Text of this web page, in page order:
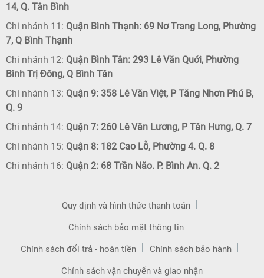
14, Q. Tân Bình
Chi nhánh 11: Quận Bình Thạnh: 69 Nơ Trang Long, Phường
7, Q Bình Thạnh
Chi nhánh 12: Quận Bình Tân: 293 Lê Văn Quới, Phường
Bình Trị Đông, Q Bình Tân
Chi nhánh 13: Quận 9: 358 Lê Văn Việt, P Tăng Nhơn Phú B,
Q. 9
Chi nhánh 14: Quận 7: 260 Lê Văn Lương, P Tân Hưng, Q. 7
Chi nhánh 15: Quận 8: 182 Cao Lỗ, Phường 4. Q. 8
Chi nhánh 16: Quận 2: 68 Trần Não. P. Bình An. Q. 2
Quy định và hình thức thanh toán
Chính sách bảo mật thông tin
Chính sách đổi trả - hoàn tiền Chính sách bảo hành
Chính sách vận chuyển và giao nhận